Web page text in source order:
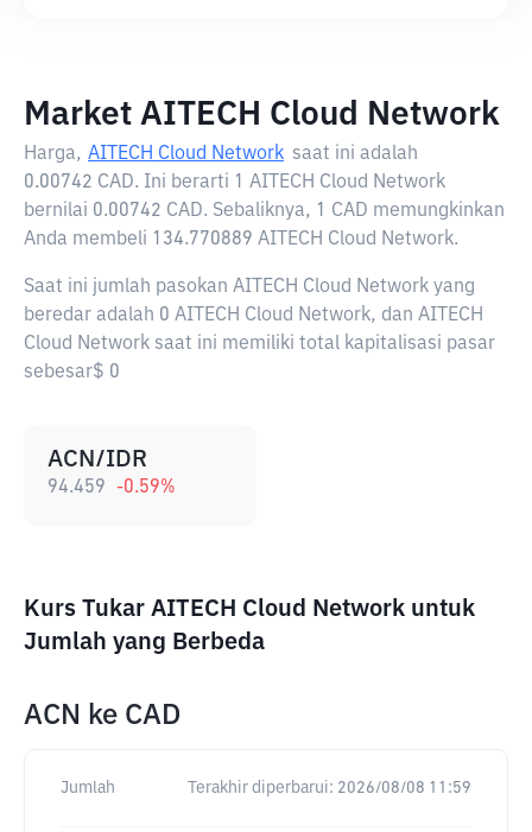
Market AITECH Cloud Network
Harga, AITECH Cloud Network saat ini adalah
0.00742 CAD. Ini berarti 1 AITECH Cloud Network
bernilai 0.00742 CAD. Sebaliknya, 1 CAD memungkinkan
Anda membeli 134.770889 AITECH Cloud Network.
Saat ini jumlah pasokan AITECH Cloud Network yang
beredar adalah 0 AITECH Cloud Network, dan AITECH
Cloud Network saat ini memiliki total kapitalisasi pasar
sebesar$ 0
ACN/IDR
94.459 -0.59%
Kurs Tukar AITECH Cloud Network untuk
Jumlah yang Berbeda
ACN ke CAD
Jumlah Terakhir diperbarui: 2026/08/08 11:59